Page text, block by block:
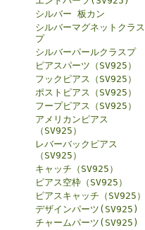
シルバー 板カン
シルバーマグネットクラス
プ
シルバーパールクラスプ
ピアスパーツ（SV925）
フックピアス（SV925）
ポストピアス（SV925）
フープピアス（SV925）
アメリカンピアス
（SV925）
レバーバックピアス
（SV925）
キャッチ（SV925）
ピアス空枠（SV925）
ピアスキャッチ（SV925）
デザインパーツ(SV925)
チャームパーツ(SV925)